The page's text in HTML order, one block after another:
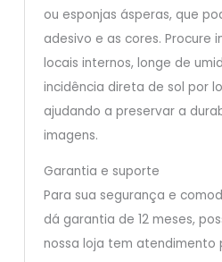
ou esponjas ásperas, que
adesivo e as cores. Procure
locais internos, longe de
incidência direta de sol por
ajudando a preservar a
imagens.
Garantia e suporte
Para sua segurança e
dá garantia de 12 meses,
nossa loja tem atendimento